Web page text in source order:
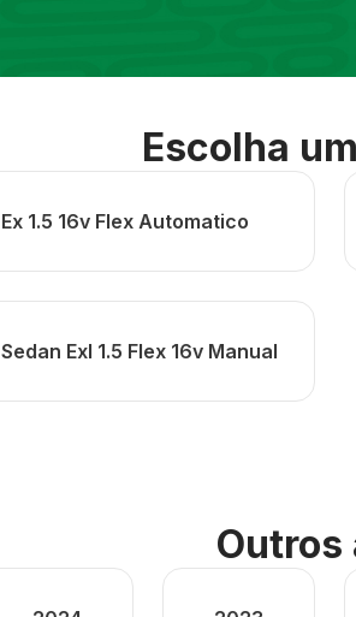
Escolha
Ex 1.5 16v Flex Automatico
Sedan Exl 1.5 Flex 16v Manual
Outros